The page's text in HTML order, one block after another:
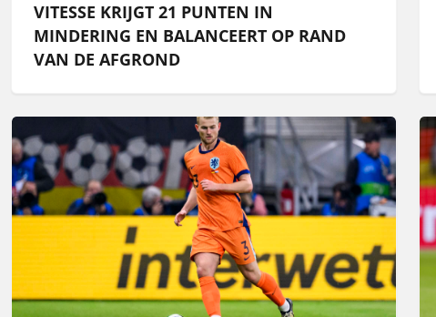
VITESSE KRIJGT 21 PUNTEN IN
MINDERING EN BALANCEERT OP RAND
VAN DE AFGROND